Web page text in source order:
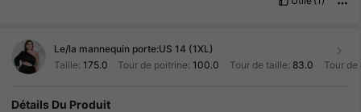
Le/la mannequin porte:US 14 (1XL)
Taille: 175.0 Tour de poitrine: 100.0 Tour de taille: 83.0 Tour
Détails Du Produit